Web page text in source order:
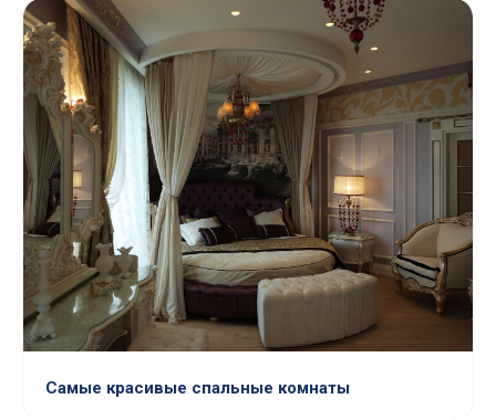
Самые красивые спальные комнаты